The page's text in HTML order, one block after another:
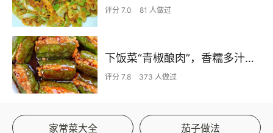
评分 7.0 81 人做过
下饭菜“青椒酿肉”，香糯多汁鲜嫩下饭
评分 7.8 373 人做过
家常菜大全 茄子做法